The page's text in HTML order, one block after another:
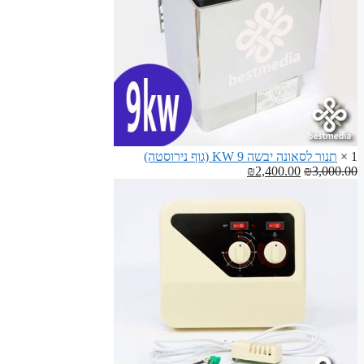
1 ×
תנור לסאונה יבשה 9 KW (גוף נירוסטה)
₪3,000.00
המחיר
היה:
₪3,000.00.
₪2,400.00
הוא:
₪2,400.00.